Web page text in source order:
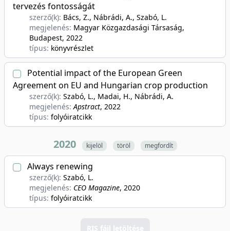
tervezés fontosságát
szerző(k): Bács, Z., Nábrádi, A., Szabó, L.
megjelenés: Magyar Közgazdasági Társaság,
Budapest, 2022
típus: könyvrészlet
Potential impact of the European Green
Agreement on EU and Hungarian crop production
szerző(k): Szabó, L., Madai, H., Nábrádi, A.
megjelenés:Apstract, 2022
típus: folyóiratcikk
2020 kijelöl töröl megfordít
Always renewing
szerző(k): Szabó, L.
megjelenés: CEO Magazine, 2020
típus: folyóiratcikk
RIS fájl letöltése